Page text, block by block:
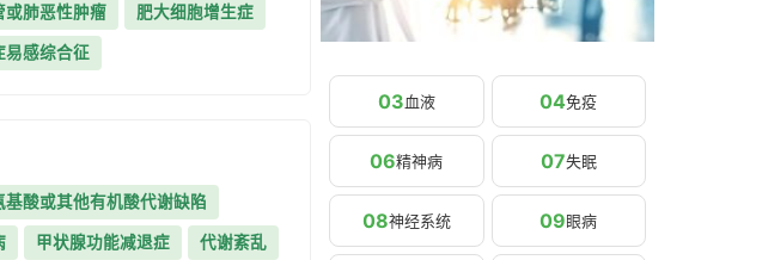
或肺恶性肿瘤 肥大细胞增生症
易感综合征
基酸或其他有机酸代谢缺陷
甲状腺功能减退症 代谢紊乱
03血液 04免疫
06精神病 07失眠
08神经系统 09眼病